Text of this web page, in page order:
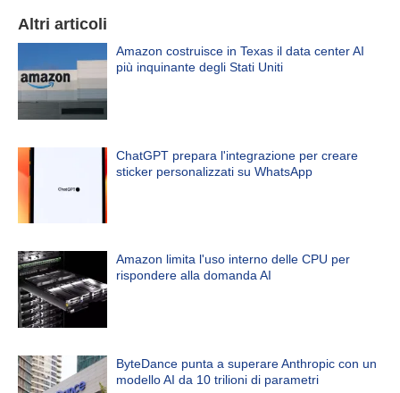
Altri articoli
Amazon costruisce in Texas il data center AI
più inquinante degli Stati Uniti
ChatGPT prepara l'integrazione per creare
sticker personalizzati su WhatsApp
Amazon limita l'uso interno delle CPU per
rispondere alla domanda AI
ByteDance punta a superare Anthropic con un
modello AI da 10 trilioni di parametri